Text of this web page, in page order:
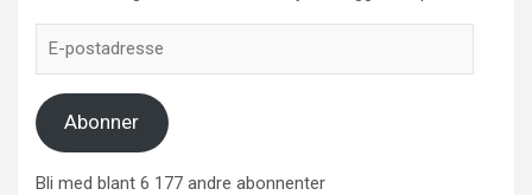
postadresse
Abonner
Bli med blant 6 177 andre abonnenter